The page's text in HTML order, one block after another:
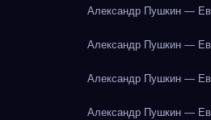
Александр Пушкин —
Александр Пушкин —
Александр Пушкин —
Александр Пушкин —